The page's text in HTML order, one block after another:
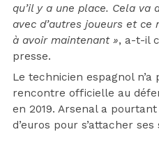
qu’il y a une place. Cela va
avec d’autres joueurs et ce
à avoir maintenant », a-t-il
presse.
Le technicien espagnol
rencontre officielle au
en 2019. Arsenal a
d’euros pour s’attacher ses